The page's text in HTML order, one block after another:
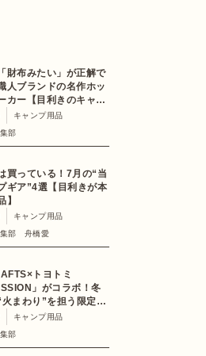
財布みたい」が正解で
人ブランドの名作ホッ
カー【目利きのキャン
キャンプ用品
部
買っている！7月の“当
ギア”4選【目利きが本
】
キャンプ用品
部 舟橋愛
トヨトミ
」がコラボ！冬
まわり”を担う限定
ストーブが登場
キャンプ用品
部